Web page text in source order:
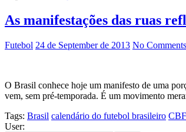
As manifestações das ruas
Futebol 24 de September de 2013 No
O Brasil conhece hoje um manifesto de uma
vem, sem pré-temporada. É um movimento
Tags: Brasil calendário do futebol brasileiro CBF
User: